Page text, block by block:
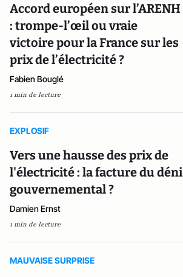
Accord européen sur l’ARENH
: trompe-l’œil ou vraie
victoire pour la France sur les
prix de l’électricité ?
Fabien Bouglé
1 min de lecture
EXPLOSIF
Vers une hausse des prix de
l'électricité : la facture du déni
gouvernemental ?
Damien Ernst
1 min de lecture
MAUVAISE SURPRISE